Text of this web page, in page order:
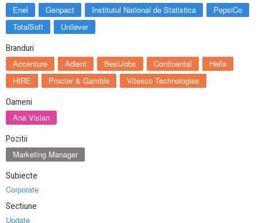
Enel Genpact Institutul National de Statistica
PepsiCo
TotalSoft
Unilever
Branduri
Accenture Adient BestJobs Continental
Hella
HIRE
Procter & Gamble Vitesco Technologies
Oameni
Ana Visian
Pozitii
Marketing Manager
Subiecte
Corporate
Sectiune
Update